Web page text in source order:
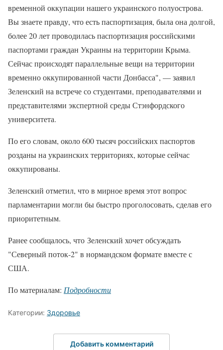
временной оккупации нашего украинского полуострова.
Вы знаете правду, что есть паспортизация, была она долгой,
более 20 лет проводилась паспортизация российскими
паспортами граждан Украины на территории Крыма.
Сейчас происходят параллельные вещи на территории
временно оккупированной части Донбасса", — заявил
Зеленский на встрече со студентами, преподавателями и
представителями экспертной среды Стэнфордского
университета.
По его словам, около 600 тысяч российских паспортов
розданы на украинских территориях, которые сейчас
оккупированы.
Зеленский отметил, что в мирное время этот вопрос
парламентарии могли бы быстро проголосовать, сделав его
приоритетным.
Ранее сообщалось, что Зеленский хочет обсуждать
"Северный поток-2" в нормандском формате вместе с
США.
По материалам: Подробности
Категории: Здоровье
Добавить комментарий